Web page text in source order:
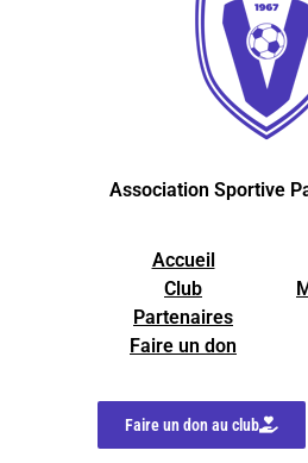
Association Sportive
Accueil
Club
Partenaires
Faire un don
Faire un don au club